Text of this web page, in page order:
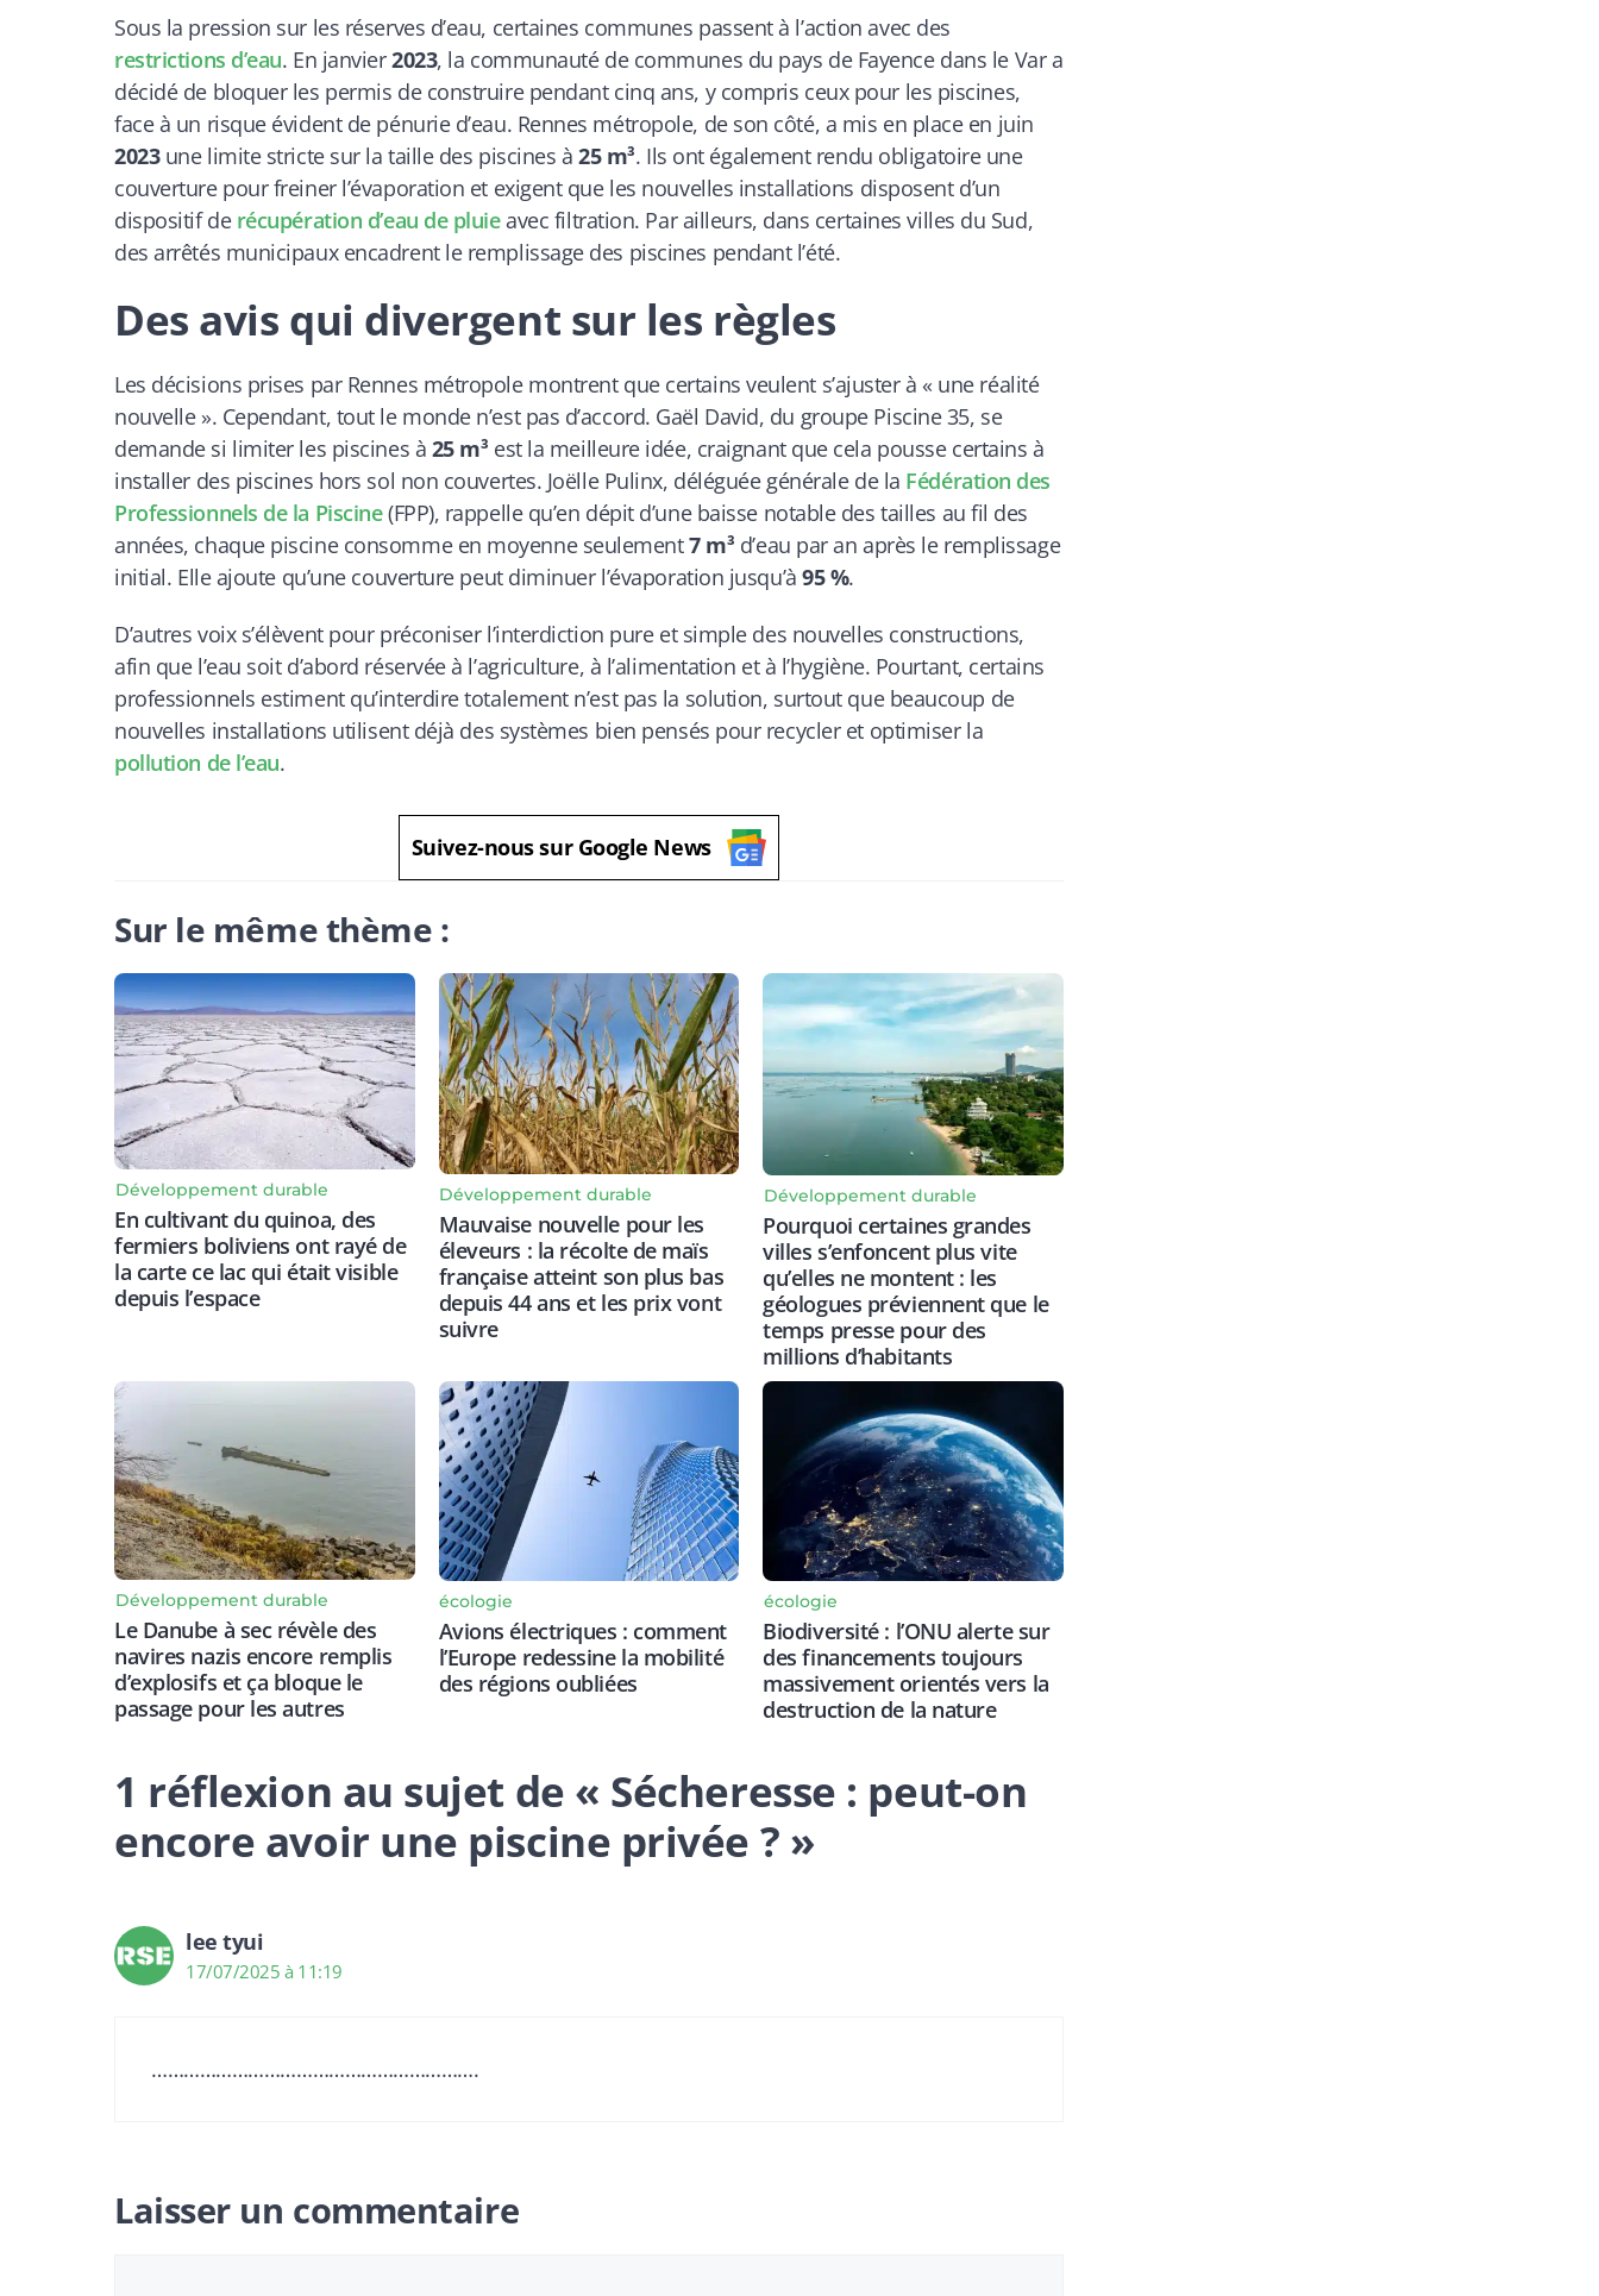
Sous la pression sur les réserves d’eau, certaines communes passent à l’action avec des
restrictions d’eau. En janvier2023, la communauté de communes du pays de Fayence dans le Var a
décidé de bloquer les permis de construire pendant cinq ans, y compris ceux pour les piscines,
face à un risque évident de pénurie d’eau. Rennes métropole, de son côté, a mis en place en juin
2023une limite stricte sur la taille des piscines à25 m³. Ils ont également rendu obligatoire une
couverture pour freiner l’évaporation et exigent que les nouvelles installations disposent d’un
dispositif de récupération d’eau de pluieavec filtration. Par ailleurs, dans certaines villes du Sud,
des arrêtés municipaux encadrent le remplissage des piscines pendant l’été.
Des avis qui divergent sur les règles
Les décisions prises par Rennes métropole montrent que certains veulent s’ajuster à « une réalité
nouvelle ». Cependant, tout le monde n’est pas d’accord. Gaël David, du groupe Piscine 35, se
demande si limiter les piscines à 25 m³ est la meilleure idée, craignant que cela pousse certains à
installer des piscines hors sol non couvertes. Joëlle Pulinx, déléguée générale de la Fédération des
Professionnels de la Piscine(FPP), rappelle qu’en dépit d’une baisse notable des tailles au fil des
années, chaque piscine consomme en moyenne seulement7 m³ d’eau par an après le remplissage
initial. Elle ajoute qu’une couverture peut diminuer l’évaporation jusqu’à95 %.
D’autres voix s’élèvent pour préconiser l’interdiction pure et simple des nouvelles constructions,
afin que l’eau soit d’abord réservée à l’agriculture, à l’alimentation et à l’hygiène. Pourtant, certains
professionnels estiment qu’interdire totalement n’est pas la solution, surtout que beaucoup de
nouvelles installations utilisent déjà des systèmes bien pensés pour recycler et optimiser la
pollution de l’eau.
Suivez-nous sur Google News
Sur le même thème :
Développement durable
En cultivant du quinoa, des
fermiers boliviens ont rayé de
la carte ce lac qui était visible
depuis l’espace
Développement durable
Mauvaise nouvelle pour les
éleveurs : la récolte de maïs
française atteint son plus bas
depuis 44 ans et les prix vont
suivre
Développement durable
Pourquoi certaines grandes
villes s’enfoncent plus vite
qu’elles ne montent : les
géologues préviennent que le
temps presse pour des
millions d’habitants
Développement durable
Le Danube à sec révèle des
navires nazis encore remplis
d’explosifs et ça bloque le
passage pour les autres
écologie
Avions électriques : comment
l’Europe redessine la mobilité
des régions oubliées
écologie
Biodiversité : l’ONU alerte sur
des financements toujours
massivement orientés vers la
destruction de la nature
1 réflexion au sujet de « Sécheresse : peut-on
encore avoir une piscine privée ? »
lee tyui
17/07/2025 à 11:19
…………………………………………………….
Laisser un commentaire